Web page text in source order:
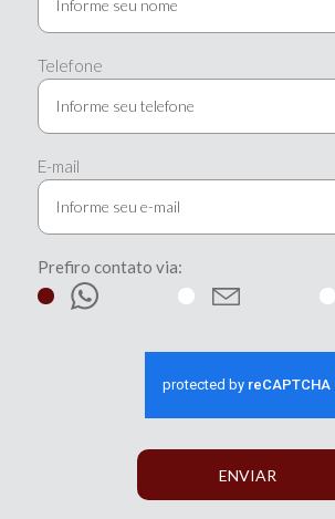
Telefone
E-mail
Prefiro contato via:
ENVIAR